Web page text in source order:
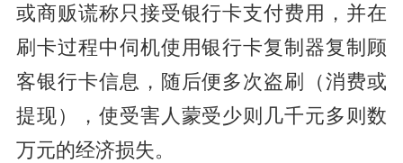
或商贩谎称只接受银行卡支付费用，并在
刷卡过程中伺机使用银行卡复制器复制顾
客银行卡信息，随后便多次盗刷（消费或
提现），使受害人蒙受少则几千元多则数
万元的经济损失。